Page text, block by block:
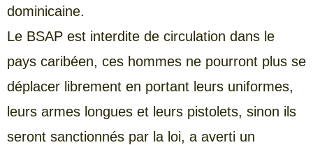
dominicaine.
Le BSAP est interdite de circulation dans le
pays caribéen, ces hommes ne pourront plus se
déplacer librement en portant leurs uniformes,
leurs armes longues et leurs pistolets, sinon ils
seront sanctionnés par la loi, a averti un